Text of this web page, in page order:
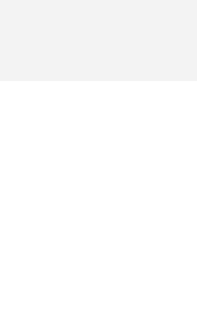
a 606 |CEP: 70.304-900